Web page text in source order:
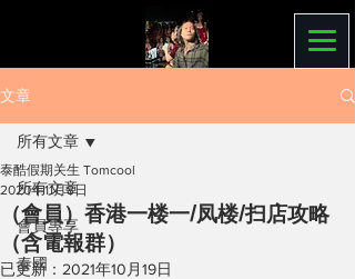
文章
所有文章
會員專享
泰國
所有文章
（會員）香港一楼一/凤楼/扫店攻略
（含電報群）
泰酷假期关生 Tomcool
2020年11月8日
已更新： 2021年10月19日